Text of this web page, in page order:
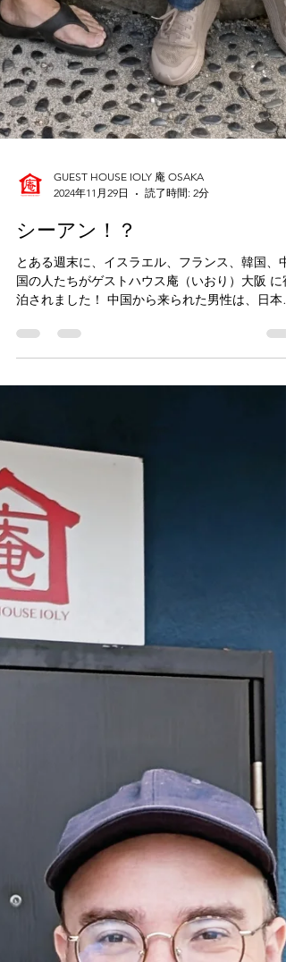
国の人たちがゲストハウス庵（いおり）大阪 に宿
泊されました！ 中国から来られた男性は、日本語
も英語も通じず、中国語で話しかけてきます。💦
玄関のドアを開けて出迎えると、彼はスマートフ
ォンの画面に検索で当館が映っているのを私に見
せ...